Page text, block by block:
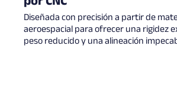
Diseñada con precisión a partir de
aeroespacial para ofrecer una rigidez
peso reducido y una alineación